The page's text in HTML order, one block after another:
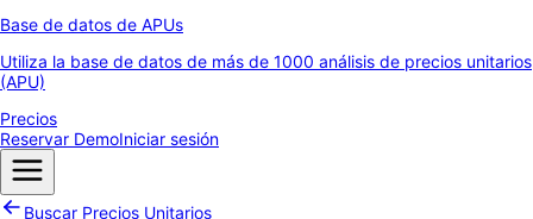
Base de datos de APUs
Utiliza la base de datos de más de 1000 análisis de precios unitarios
(APU)
Precios
Reservar DemoIniciar sesión
Buscar Precios Unitarios